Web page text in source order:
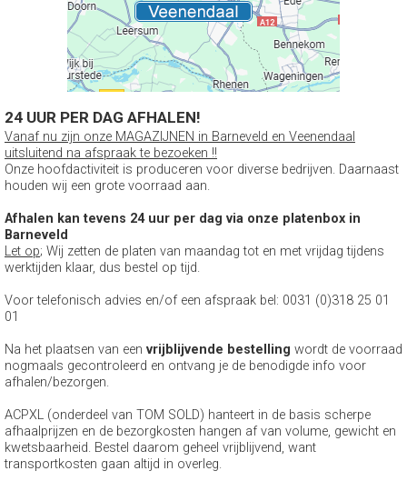
24 UUR PER DAG AFHALEN!
Vanaf nu zijn onze MAGAZIJNEN in Barneveld en Veenendaal
uitsluitend na afspraak te bezoeken !!
Onze hoofdactiviteit is produceren voor diverse bedrijven. Daarnaast
houden wij een grote voorraad aan.
Afhalen kan tevens 24 uur per dag via onze platenbox in
Barneveld
Let op; Wij zetten de platen van maandag tot en met vrijdag tijdens
werktijden klaar, dus bestel op tijd.
Voor telefonisch advies en/of een afspraak bel: 0031 (0)318 25 01
01
Na het plaatsen van een vrijblijvende bestelling wordt de voorraad
nogmaals gecontroleerd en ontvang je de benodigde info voor
afhalen/bezorgen.
ACPXL (onderdeel van TOM SOLD) hanteert in de basis scherpe
afhaalprijzen en de bezorgkosten hangen af van volume, gewicht en
kwetsbaarheid. Bestel daarom geheel vrijblijvend, want
transportkosten gaan altijd in overleg.